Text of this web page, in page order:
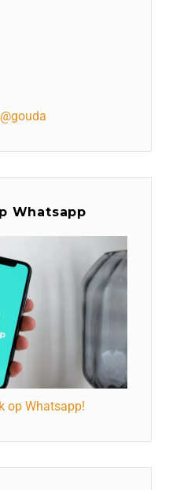
Whatsapp
op Whatsapp!